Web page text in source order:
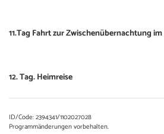
11.Tag Fahrt zur Zwischenübernachtung
12. Tag. Heimreise
ID/Code: 2394341/1102027028
Programmänderungen vorbehalten.